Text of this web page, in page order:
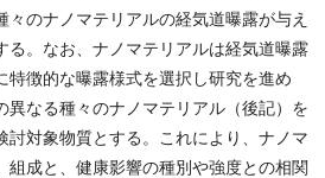
々のナノマテリアルの経気道曝露が与え
る。なお、ナノマテリアルは経気道曝露
特徴的な曝露様式を選択し研究を進め
異なる種々のナノマテリアル（後記）を
討対象物質とする。これにより、ナノマ
組成と、健康影響の種別や強度との相関